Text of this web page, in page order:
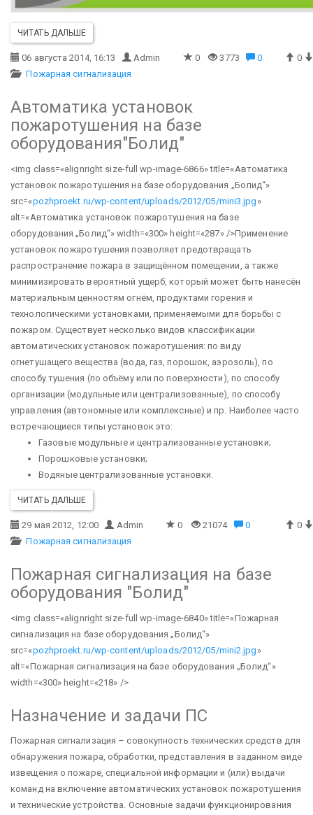
ЧИТАТЬ ДАЛЬШЕ
06 августа 2014, 16:13 Admin 0 3773 0
0
Пожарная сигнализация
Автоматика установок
пожаротушения на базе
оборудования"Болид"
<img class=«alignright size-full wp-image-6866» title=«Автоматика
установок пожаротушения на базе оборудования „Болид“»
src=«pozhproekt.ru/wp-content/uploads/2012/05/mini3.jpg »
alt=«Автоматика установок пожаротушения на базе
оборудования „Болид“» width=«300» height=«287» />Применение
установок пожаротушения позволяет предотвращать
распространение пожара в защищённом помещении, а также
минимизировать вероятный ущерб, который может быть нанесён
материальным ценностям огнём, продуктами горения и
технологическими установками, применяемыми для борьбы с
пожаром. Существует несколько видов классификации
автоматических установок пожаротушения: по виду
огнетушащего вещества (вода, газ, порошок, аэрозоль), по
способу тушения (по объёму или по поверхности), по способу
организации (модульные или централизованные), по способу
управления (автономные или комплексные) и пр. Наиболее часто
встречающиеся типы установок это:
Газовые модульные и централизованные установки;
Порошковые установки;
Водяные централизованные установки.
ЧИТАТЬ ДАЛЬШЕ
29 мая 2012, 12:00 Admin 0 21074 0
0
Пожарная сигнализация
Пожарная сигнализация на базе
оборудования "Болид"
<img class=«alignright size-full wp-image-6840» title=«Пожарная
сигнализация на базе оборудования „Болид“»
src=«pozhproekt.ru/wp-content/uploads/2012/05/mini2.jpg »
alt=«Пожарная сигнализация на базе оборудования „Болид“»
width=«300» height=«218» />
Назначение и задачи ПС
Пожарная сигнализация – совокупность технических средств для
обнаружения пожара, обработки, представления в заданном виде
извещения о пожаре, специальной информации и (или) выдачи
команд на включение автоматических установок пожаротушения
и технические устройства. Основные задачи функционирования